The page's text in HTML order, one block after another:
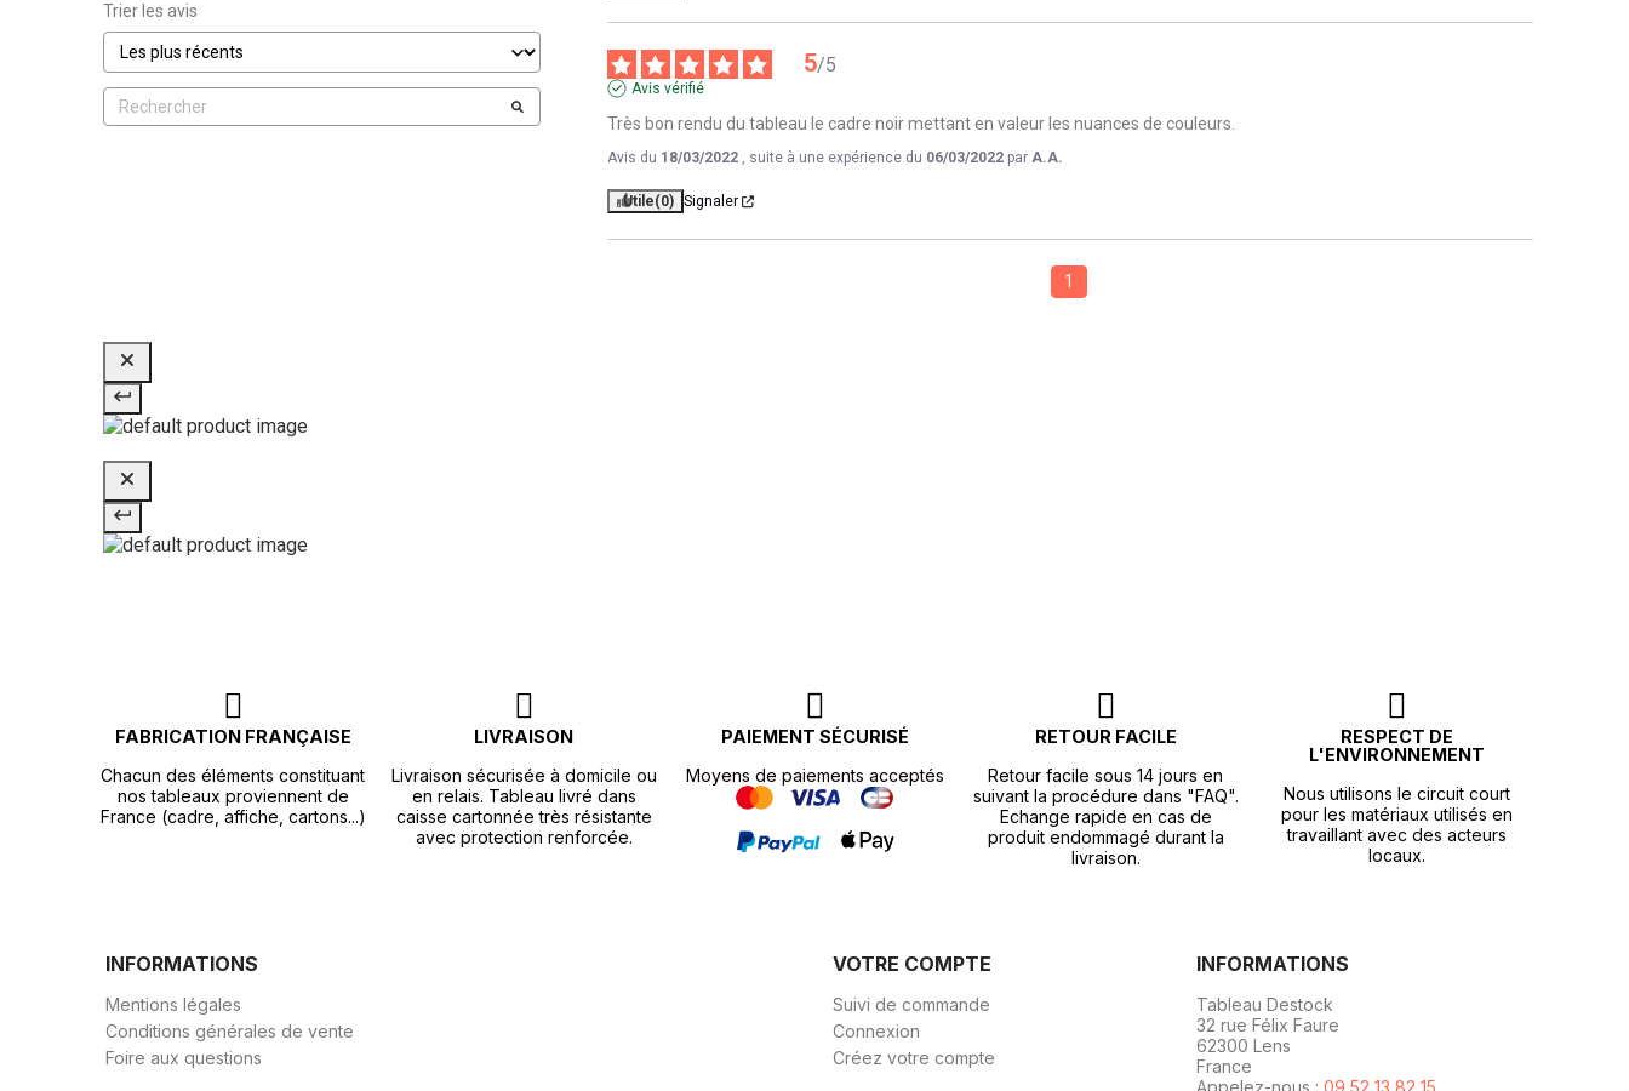
Trier les avis
5/5
Avis vérifié
Très bon rendu du tableau le cadre noir mettant en valeur les nuances de couleurs.
Avis du 18/03/2022 , suite à une expérience du 06/03/2022 par A.A.
Utile(0) Signaler
1
FABRICATION FRANÇAISE
Chacun des éléments constituant
nos tableaux proviennent de
France (cadre, affiche, cartons...)
LIVRAISON
Livraison sécurisée à domicile ou
en relais. Tableau livré dans
caisse cartonnée très résistante
avec protection renforcée.
PAIEMENT SÉCURISÉ
Moyens de paiements acceptés
RETOUR FACILE
Retour facile sous 14 jours en
suivant la procédure dans "FAQ".
Echange rapide en cas de
produit endommagé durant la
livraison.
RESPECT DE
L'ENVIRONNEMENT
Nous utilisons le circuit court
pour les matériaux utilisés en
travaillant avec des acteurs
locaux.
INFORMATIONS
Mentions légales
Conditions générales de vente
Foire aux questions
VOTRE COMPTE
Suivi de commande
Connexion
Créez votre compte
INFORMATIONS
Tableau Destock
32 rue Félix Faure
62300 Lens
France
Appelez-nous : 09 52 13 82 15